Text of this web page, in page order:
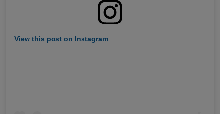
View this post on Instagram